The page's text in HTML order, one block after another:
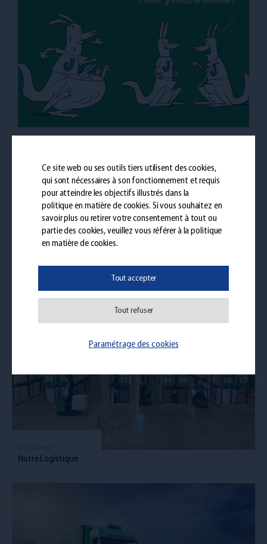
Ce site web ou ses outils tiers utilisent des cookies,
qui sont nécessaires à son fonctionnement et requis
pour atteindre les objectifs illustrés dans la
politique en matière de cookies. Si vous souhaitez en
savoir plus ou retirer votre consentement à tout ou
partie des cookies, veuillez vous référer à la politique
en matière de cookies.
Paramétrage des cookies
Tout refuser
Tout accepter
Partager
Notre Logistique